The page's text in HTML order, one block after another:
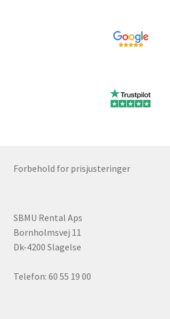
Forbehold for prisjusteringer
SBMU Rental Aps
Bornholmsvej 11
Dk-4200 Slagelse
Telefon: 60 55 19 00